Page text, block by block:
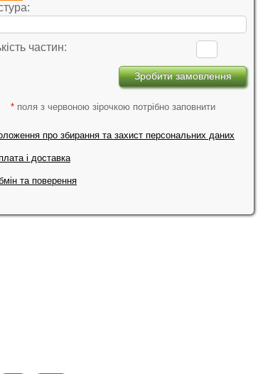
частин:
* поля з червоною зірочкою потрібно заповнити
про збирання та захист персональних даних
і доставка
та поверення